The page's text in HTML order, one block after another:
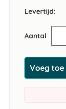
Levertijd:
Aantal
Voeg
afbeeldingen-
gallerij